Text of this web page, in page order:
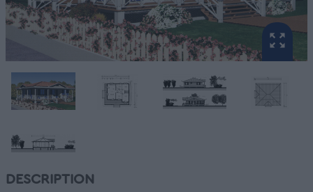
DESCRIPTION